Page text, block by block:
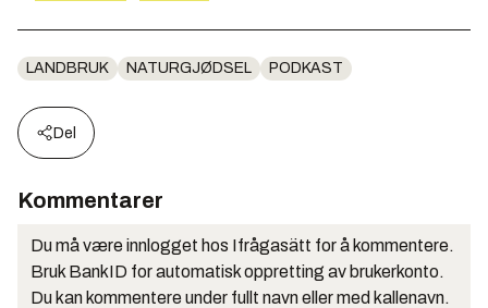
LANDBRUK NATURGJØDSEL PODKAST
Del
Kommentarer
Du må være innlogget hos Ifrågasätt for å kommentere.
Bruk BankID for automatisk oppretting av brukerkonto.
Du kan kommentere under fullt navn eller med kallenavn.